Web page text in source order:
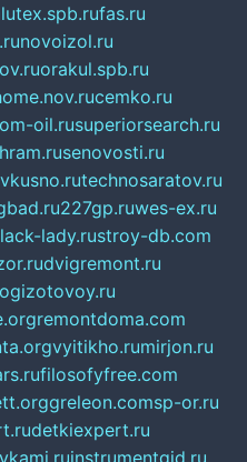
fas.ru
novoizol.ru
orakul.spb.ru
cemko.ru
oil.rusuperiorsearch.ru
senovosti.ru
technosaratov.ru
227gp.ruwes-ex.ru
lady.rustroy-db.com
dvigremont.ru
remontdoma.com
vyitikho.rumirjon.ru
filosofyfree.com
greleon.comsp-or.ru
detkiexpert.ru
instrumentgid.ru